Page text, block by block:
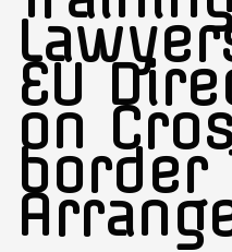
EU
on
border